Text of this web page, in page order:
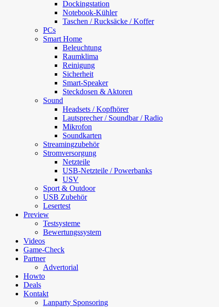
Dockingstation
Notebook-Kühler
Taschen / Rucksäcke / Koffer
PCs
Smart Home
Beleuchtung
Raumklima
Reinigung
Sicherheit
Smart-Speaker
Steckdosen & Aktoren
Sound
Headsets / Kopfhörer
Lautsprecher / Soundbar / Radio
Mikrofon
Soundkarten
Streamingzubehör
Stromversorgung
Netzteile
USB-Netzteile / Powerbanks
USV
Sport & Outdoor
USB Zubehör
Lesertest
Preview
Testsysteme
Bewertungssystem
Videos
Game-Check
Partner
Advertorial
Howto
Deals
Kontakt
Lanparty Sponsoring